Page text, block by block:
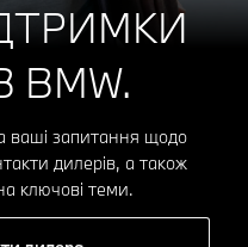
BMW.
ваші запитання щодо
дилерів, а також
ключові теми.